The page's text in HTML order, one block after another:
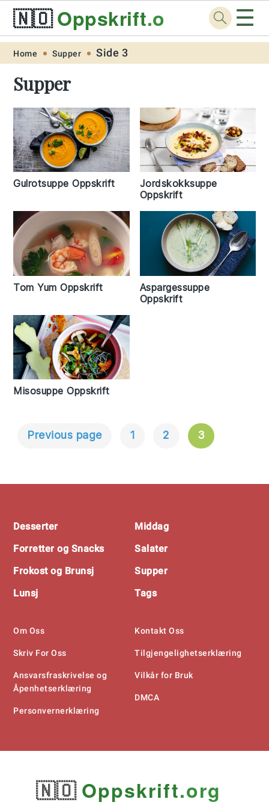
Skip
primary
navigation
Skip
main
content
Skip
primary
sidebar
Skip
footer
🇳🇴Oppskrift.org ☰
Home Supper Side 3
Supper
Gulrotsuppe Oppskrift
Jordskokksuppe
Oppskrift
Tom Yum Oppskrift
Aspargessuppe
Oppskrift
Misosuppe Oppskrift
Innleggnavigasjon
Previous page 1 2 3
Footer
Desserter
Forretter og Snacks
Frokost og Brunsj
Lunsj
Middag
Salater
Supper
Tags
Om Oss
Skriv For Oss
Ansvarsfraskrivelse og
Åpenhetserklæring
Personvernerklæring
Kontakt Oss
Tilgjengelighetserklæring
Vilkår for Bruk
DMCA
🇳🇴Oppskrift.org